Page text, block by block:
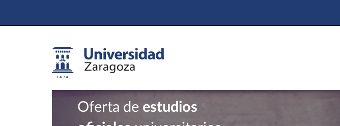
Oferta de estudios